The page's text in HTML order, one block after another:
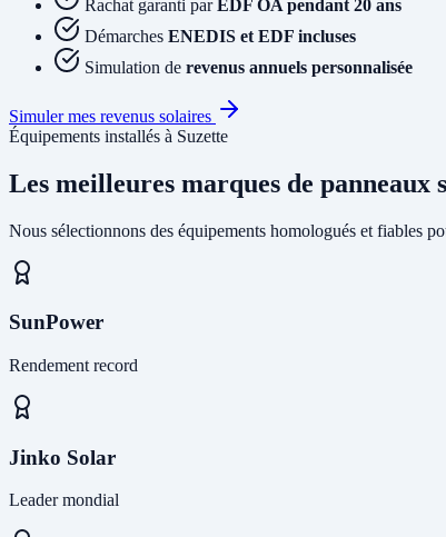
Rachat garanti parEDF OA pendant 20 ans
Démarches ENEDIS et EDF incluses
Simulation de revenus annuels personnalisée
Simuler mes revenus solaires
Équipements installés à Suzette
Les meilleures marques de panneaux
Nous sélectionnons des équipements homologués et fiables
SunPower
Rendement record
Jinko Solar
Leader mondial